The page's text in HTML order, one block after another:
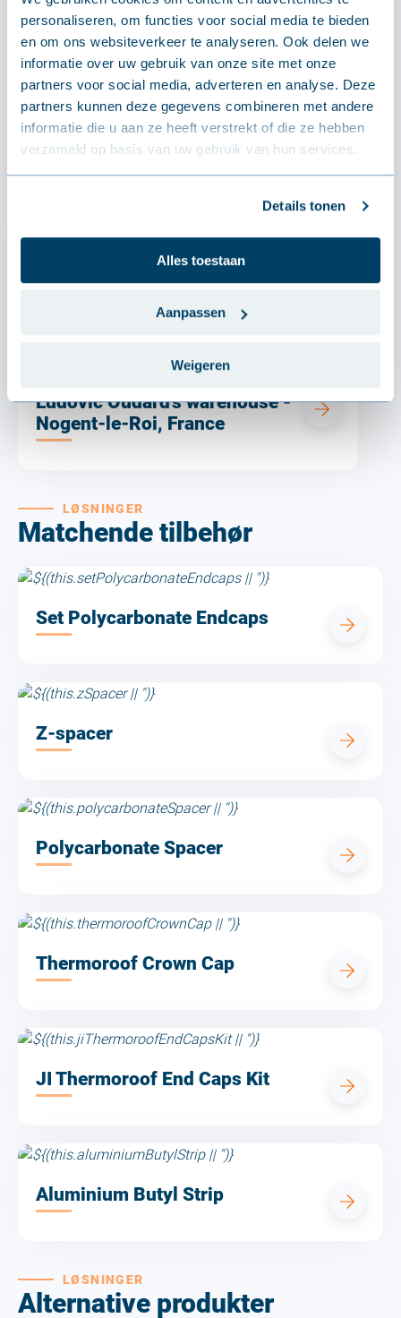
personaliseren, om functies voor social media te bieden
en om ons websiteverkeer te analyseren. Ook delen we
informatie over uw gebruik van onze site met onze
partners voor social media, adverteren en analyse. Deze
partners kunnen deze gegevens combineren met andere
informatie die u aan ze heeft verstrekt of die ze hebben
verzameld op basis van uw gebruik van hun services.
Details tonen
Alles toestaan
Aanpassen
Weigeren
Drawings
Drawings JI Thermoroof 40 Polycarb 45-
333
LØSNINGER
Ludovic Oudard's warehouse -
Nogent-le-Roi, France
Matchende tilbehør
LØSNINGER
Set Polycarbonate Endcaps
Z-spacer
Polycarbonate Spacer
Thermoroof Crown Cap
JI Thermoroof End Caps Kit
Aluminium Butyl Strip
Alternative produkter
LØSNINGER